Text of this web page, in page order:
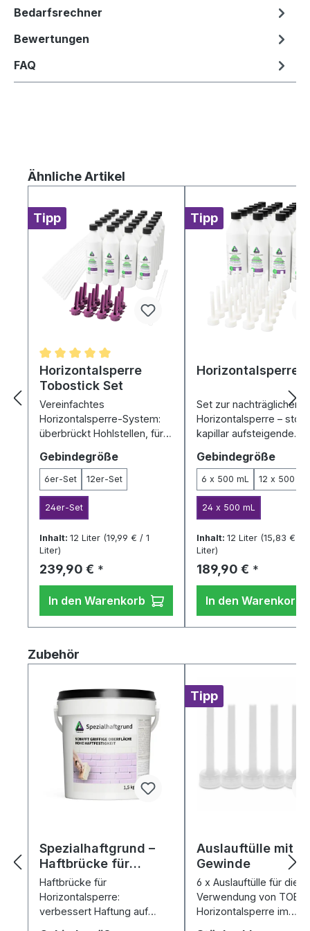
Bedarfsrechner
Bewertungen
FAQ
Produktgalerie überspringen
Ähnliche Artikel
Tipp
Durchschnittliche Bewertung von 5 von 5 Sternen
Horizontalsperre
Tobostick Set
Vereinfachtes
Horizontalsperre-System:
überbrückt Hohlstellen, für
Gebindegrößeauswählen
6er-Set 12er-Set
24er-Set
Inhalt: 12 Liter (19,99 € / 1
Liter)
Regulärer Preis:
239,90 € *
In den Warenkorb
Tipp
Horizontalsperre-
Set zur nachträglichen
Horizontalsperre –
kapillar aufsteigende
Gebindegröße
6 x 500 mL 12 x 500 mL
24 x 500 mL
Inhalt:12 Liter (15,83 € / 1
Liter)
Regulärer Preis:
189,90 € *
In den Warenkorb
Produktgalerie überspringen
Zubehör
Spezialhaftgrund –
Haftbrücke für
Horizontalsperre
Haftbrücke für
Horizontalsperre:
verbessert Haftung auf
Tipp
Auslauftülle mit
Gewinde
6 x Auslauftülle für die
Verwendung von
Horizontalsperre im